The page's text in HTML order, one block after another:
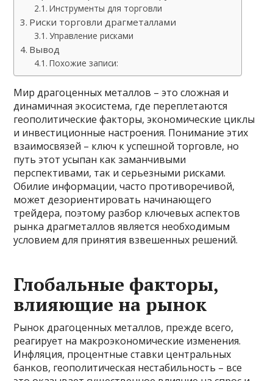
Инструменты для торговли
Риски торговли драгметаллами
Управление рисками
Вывод
Похожие записи:
Мир драгоценных металлов – это сложная и
динамичная экосистема, где переплетаются
геополитические факторы, экономические циклы
и инвестиционные настроения. Понимание этих
взаимосвязей – ключ к успешной торговле, но
путь этот усыпан как заманчивыми
перспективами, так и серьезными рисками.
Обилие информации, часто противоречивой,
может дезориентировать начинающего
трейдера, поэтому разбор ключевых аспектов
рынка драгметаллов является необходимым
условием для принятия взвешенных решений.
Глобальные факторы,
влияющие на рынок
Рынок драгоценных металлов, прежде всего,
реагирует на макроэкономические изменения.
Инфляция, процентные ставки центральных
банков, геополитическая нестабильность – все